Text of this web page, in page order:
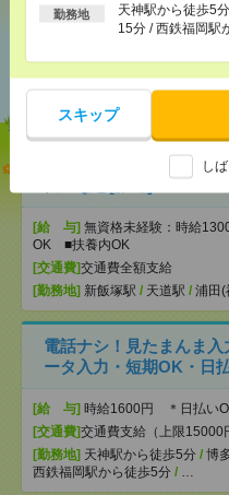
勤務地
天神駅から徒歩5
15分 / 西鉄福岡駅
スキップ
し
≪ジモトで時短！！≫近
[給 与] 無資格未経験：時給
OK ■扶養内OK
[交通費]交通費全額支給
[勤務地] 新飯塚駅 / 天道駅 / 浦田(
電話ナシ！見たまんま
ータ入力・短期OK・日
[給 与] 時給1600円 ＊日払い
[交通費]交通費支給（上限15000
[勤務地] 天神駅から徒歩5分 / 博
西鉄福岡駅から徒歩5分 / …